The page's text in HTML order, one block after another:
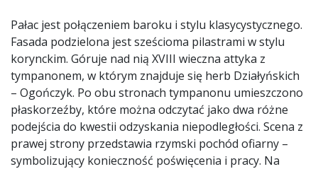
Pałac jest połączeniem baroku i stylu klasycystycznego.
Fasada podzielona jest sześcioma pilastrami w stylu
korynckim. Góruje nad nią XVIII wieczna attyka z
tympanonem, w którym znajduje się herb Działyńskich
– Ogończyk. Po obu stronach tympanonu umieszczono
płaskorzeźby, które można odczytać jako dwa różne
podejścia do kwestii odzyskania niepodległości. Scena z
prawej strony przedstawia rzymski pochód ofiarny –
symbolizujący konieczność poświęcenia i pracy. Na